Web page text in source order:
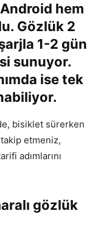
hem
Gözlük 2
1-2 gün
sunuyor.
ise tek
bisiklet sürerken
takip etmeniz,
adımlarını
gözlük